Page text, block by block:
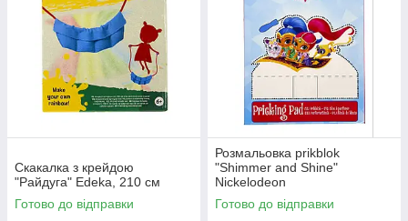
Скакалка з крейдою
"Райдуга" Edeka, 210 см
Готово до відправки
Розмальовка prikblok
"Shimmer and Shine"
Nickelodeon
Готово до відправки